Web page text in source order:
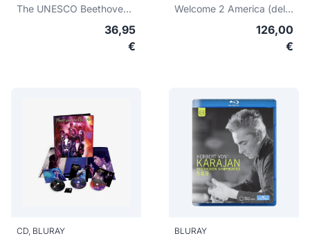
The UNESCO Beethoven Symphony No.9 for Peace
36,95
€
Welcome 2 America (deluxe edition)
126,00
€
CD, BLURAY BLURAY